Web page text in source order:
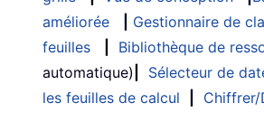
améliorée
Gestionnaire de
feuilles
Bibliothèque de
automatique)
Sélecteur de
les feuilles de calcul